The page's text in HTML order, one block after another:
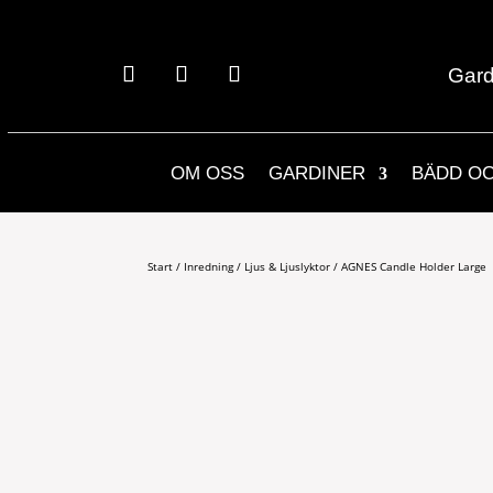
OM OSS GARDINER BÄDD
Start / Inredning/ Ljus & Ljuslyktor / AGNES Candle Holder Large